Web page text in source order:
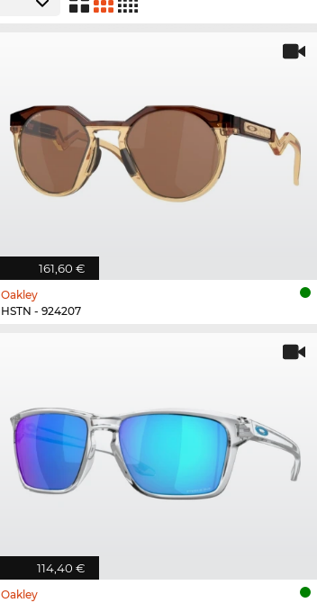
161,60 €
Oakley
HSTN - 924207
114,40 €
Oakley